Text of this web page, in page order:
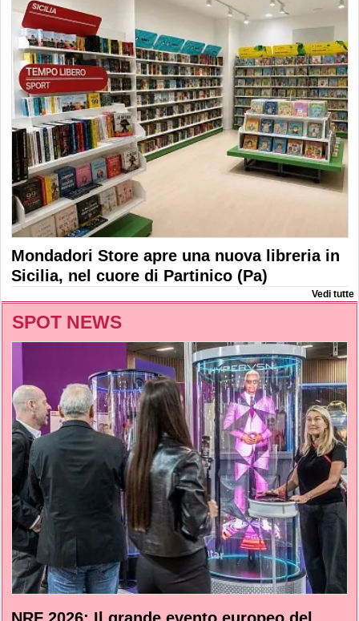
Mondadori Store apre una nuova libreria in
Sicilia, nel cuore di Partinico (Pa)
Vedi tutte
SPOT NEWS